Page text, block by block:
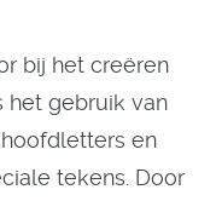
bij het creëren
het gebruik van
en
tekens. Door